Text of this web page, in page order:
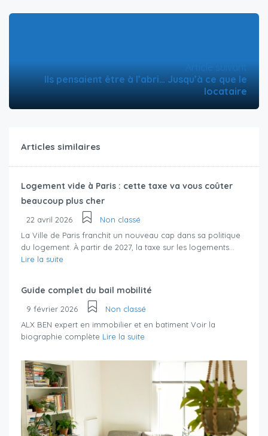
Article suivant
Ils pensaient être à l’abri… Jusqu’à ce que le
locataire
Articles similaires
Logement vide à Paris : cette taxe va vous coûter
beaucoup plus cher
22 avril 2026
Non classé
La Ville de Paris franchit un nouveau cap dans sa politique
du logement. À partir de 2027, la taxe sur les logements...
Lire la suite
Guide complet du bail mobilité
9 février 2026
Non classé
ALX BEN expert en immobilier et en batiment Voir la
biographie complète Lire la suite